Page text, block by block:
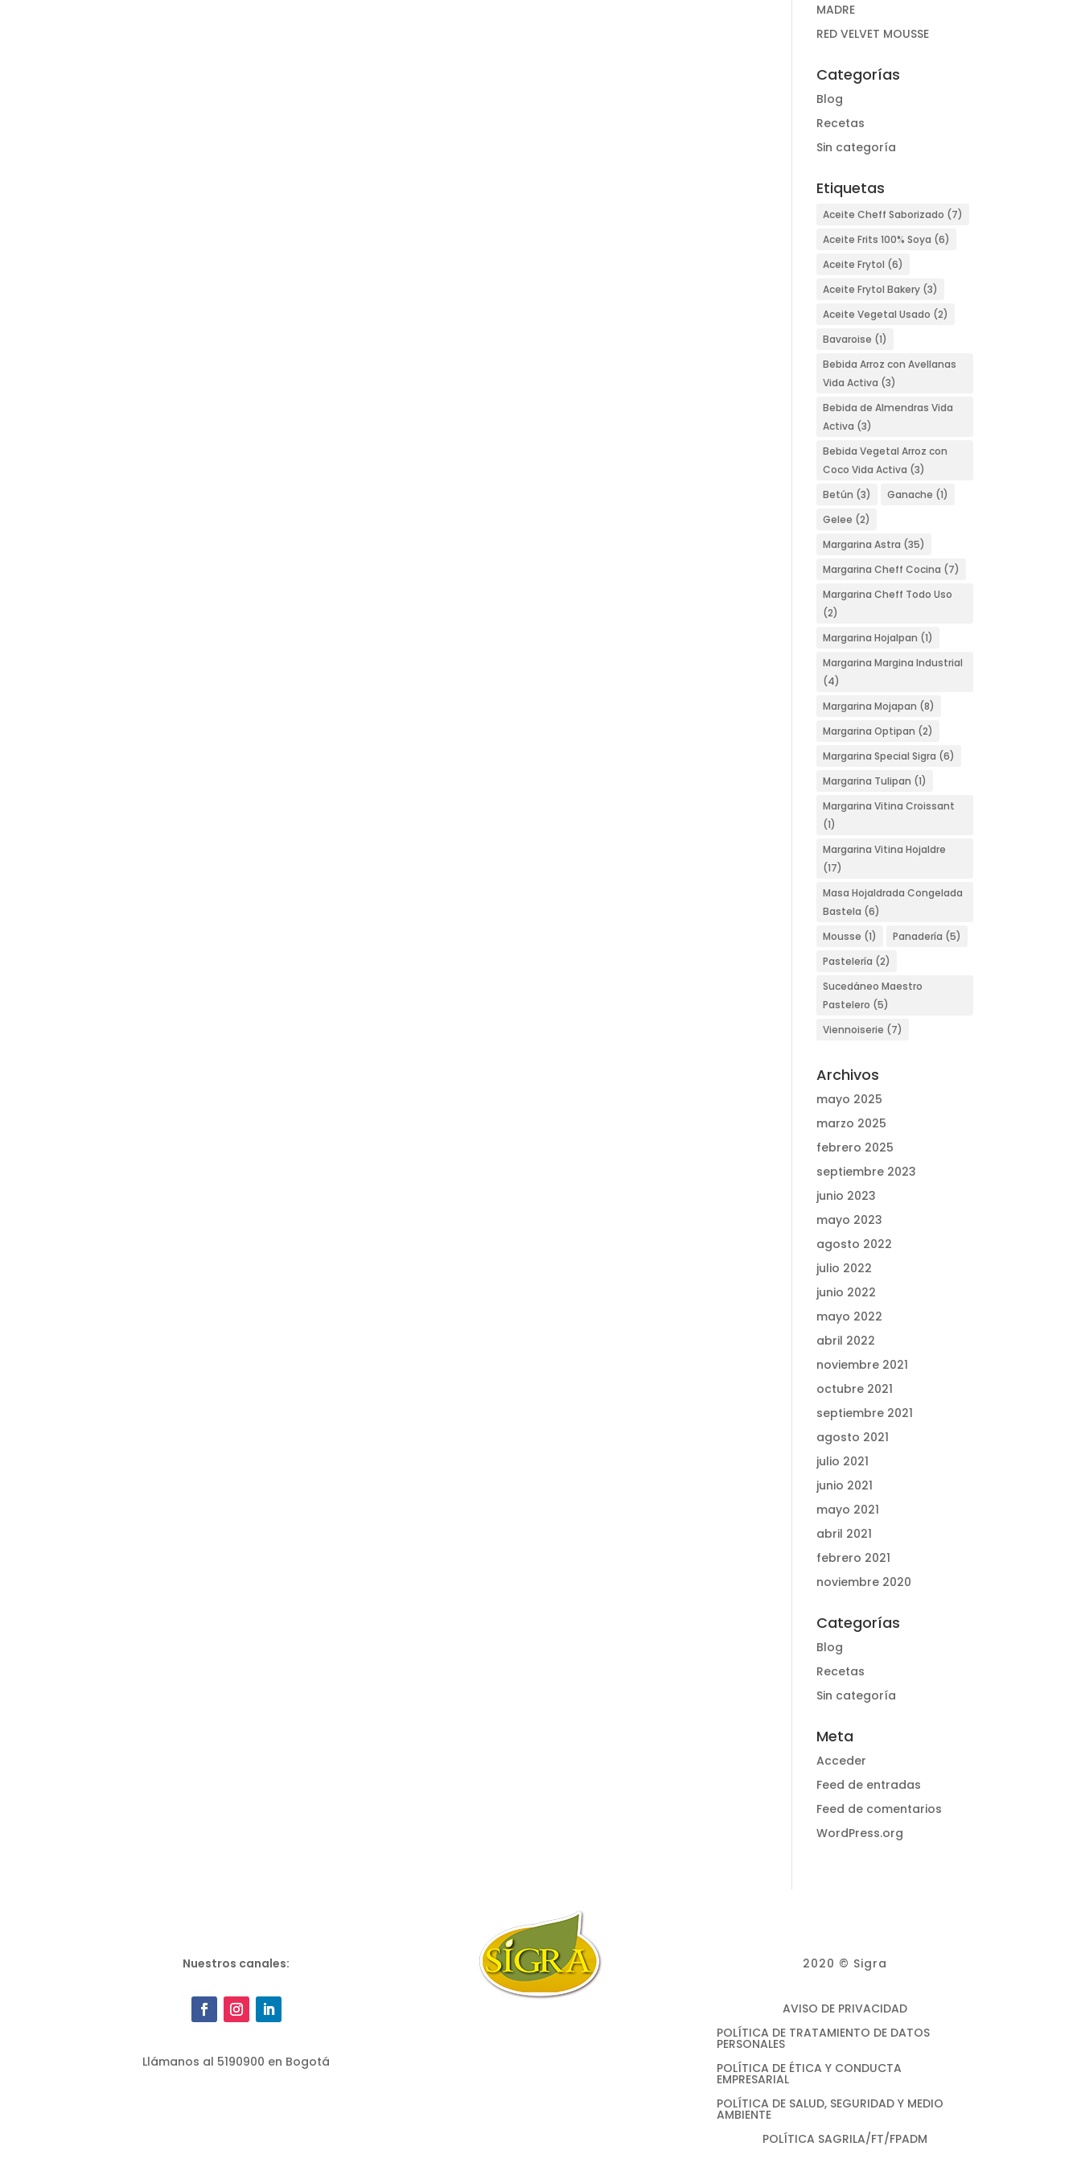
MADRE
RED VELVET MOUSSE
Categorías
Blog
Recetas
Sin categoría
Etiquetas
Aceite Cheff Saborizado (7)
Aceite Frits 100% Soya (6)
Aceite Frytol (6)
Aceite Frytol Bakery (3)
Aceite Vegetal Usado (2)
Bavaroise (1)
Bebida Arroz con Avellanas
Vida Activa (3)
Bebida de Almendras Vida
Activa (3)
Bebida Vegetal Arroz con
Coco Vida Activa (3)
Betún (3) Ganache (1)
Gelee (2)
Margarina Astra (35)
Margarina Cheff Cocina (7)
Margarina Cheff Todo Uso
(2)
Margarina Hojalpan (1)
Margarina Margina Industrial
(4)
Margarina Mojapan (8)
Margarina Optipan (2)
Margarina Special Sigra (6)
Margarina Tulipan (1)
Margarina Vitina Croissant
(1)
Margarina Vitina Hojaldre
(17)
Masa Hojaldrada Congelada
Bastela (6)
Mousse (1) Panadería (5)
Pastelería (2)
Sucedáneo Maestro
Pastelero (5)
Viennoiserie (7)
Archivos
mayo 2025
marzo 2025
febrero 2025
septiembre 2023
junio 2023
mayo 2023
agosto 2022
julio 2022
junio 2022
mayo 2022
abril 2022
noviembre 2021
octubre 2021
septiembre 2021
agosto 2021
julio 2021
junio 2021
mayo 2021
abril 2021
febrero 2021
noviembre 2020
Categorías
Blog
Recetas
Sin categoría
Meta
Acceder
Feed de entradas
Feed de comentarios
WordPress.org
Nuestros canales:
Llámanos al 5190900 en Bogotá
2020 © Sigra
AVISO DE PRIVACIDAD
POLÍTICA DE TRATAMIENTO DE DATOS
PERSONALES
POLÍTICA DE ÉTICA Y CONDUCTA
EMPRESARIAL
POLÍTICA DE SALUD, SEGURIDAD Y MEDIO
AMBIENTE
POLÍTICA SAGRILA/FT/FPADM